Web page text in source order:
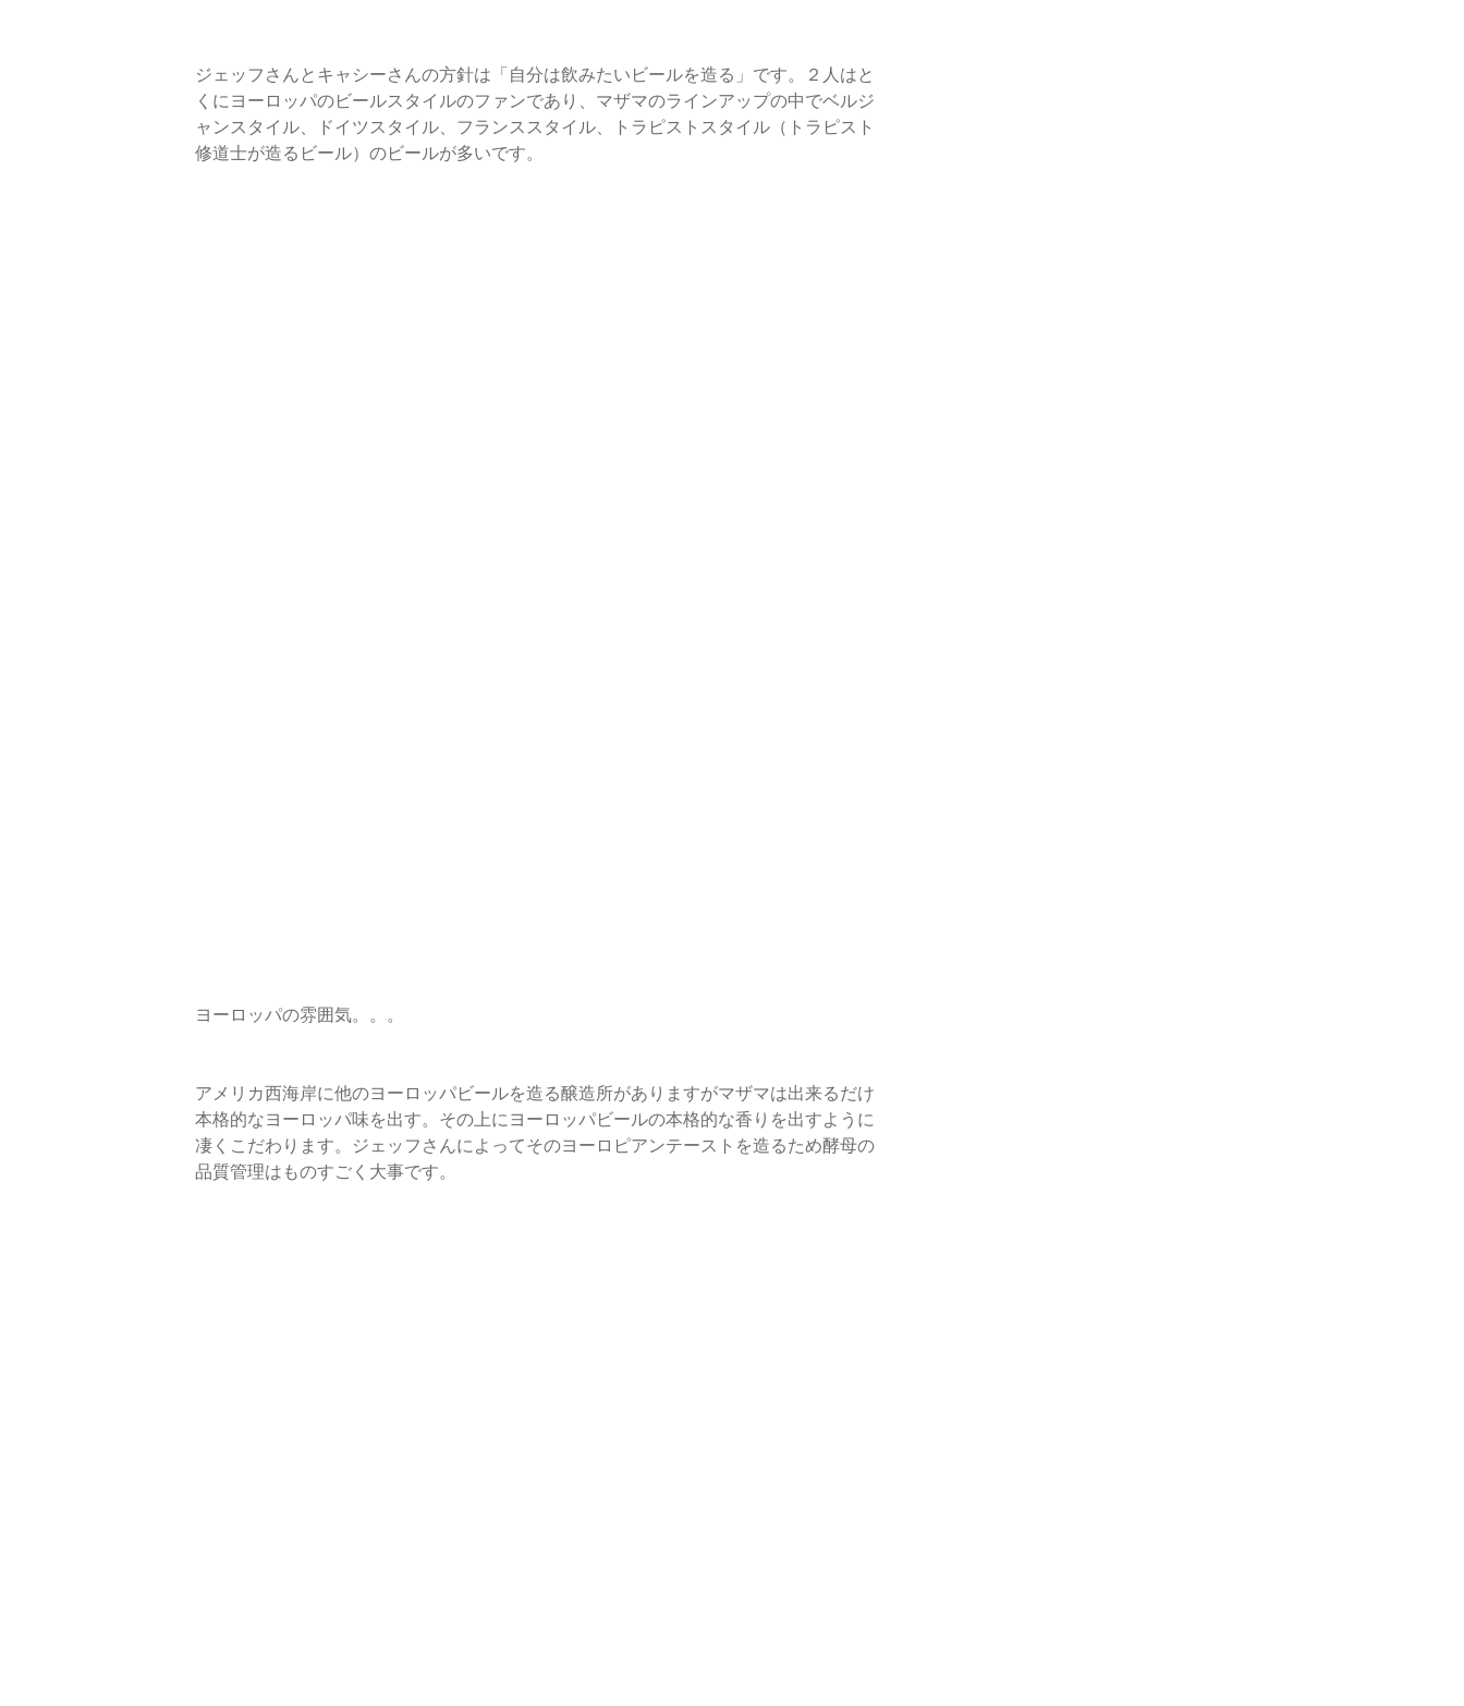
ジェッフさんとキャシーさんの方針は「自分は飲みたいビールを造る」です。２人はと
くにヨーロッパのビールスタイルのファンであり、マザマのラインアップの中でベルジ
ャンスタイル、ドイツスタイル、フランススタイル、トラピストスタイル（トラピスト
修道士が造るビール）のビールが多いです。
ヨーロッパの雰囲気。。。
アメリカ西海岸に他のヨーロッパビールを造る醸造所がありますがマザマは出来るだけ
本格的なヨーロッパ味を出す。その上にヨーロッパビールの本格的な香りを出すように
凄くこだわります。ジェッフさんによってそのヨーロピアンテーストを造るため酵母の
品質管理はものすごく大事です。